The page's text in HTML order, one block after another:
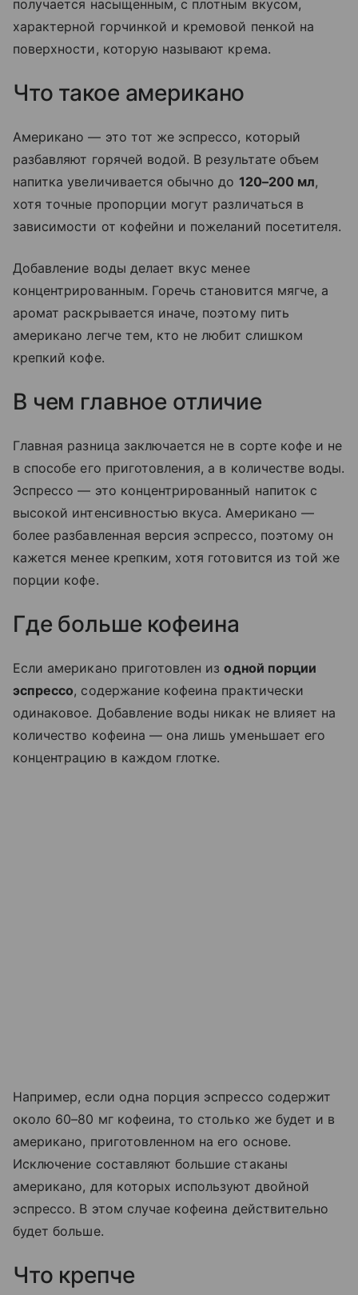
получается насыщенным, с плотным вкусом,
характерной горчинкой и кремовой пенкой на
поверхности, которую называют крема.
Что такое американо
Американо — это тот же эспрессо, который
разбавляют горячей водой. В результате объем
напитка увеличивается обычно до 120–200 мл,
хотя точные пропорции могут различаться в
зависимости от кофейни и пожеланий посетителя.
Добавление воды делает вкус менее
концентрированным. Горечь становится мягче, а
аромат раскрывается иначе, поэтому пить
американо легче тем, кто не любит слишком
крепкий кофе.
В чем главное отличие
Главная разница заключается не в сорте кофе и не
в способе его приготовления, а в количестве воды.
Эспрессо — это концентрированный напиток с
высокой интенсивностью вкуса. Американо —
более разбавленная версия эспрессо, поэтому он
кажется менее крепким, хотя готовится из той же
порции кофе.
Где больше кофеина
Если американо приготовлен изодной порции
эспрессо, содержание кофеина практически
одинаковое. Добавление воды никак не влияет на
количество кофеина — она лишь уменьшает его
концентрацию в каждом глотке.
Например, если одна порция эспрессо содержит
около 60–80 мг кофеина, то столько же будет и в
американо, приготовленном на его основе.
Исключение составляют большие стаканы
американо, для которых используют двойной
эспрессо. В этом случае кофеина действительно
будет больше.
Что крепче